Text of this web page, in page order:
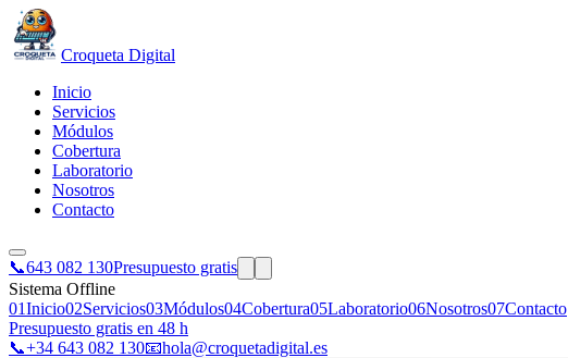
Croqueta Digital
Inicio
Servicios
Módulos
Cobertura
Laboratorio
Nosotros
Contacto
📞643 082 130Presupuesto gratis
Sistema Offline
01Inicio02Servicios03Módulos04Cobertura05Laboratorio06Nosotros07Contacto
Presupuesto gratis en 48 h
📞+34 643 082 130📧hola@croquetadigital.es